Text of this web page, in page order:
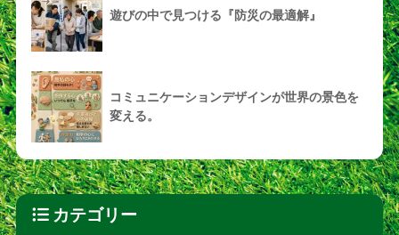
遊びの中で見つける『防災の最適解』
コミュニケーションデザインが世界の景色を
変える。
カテゴリー